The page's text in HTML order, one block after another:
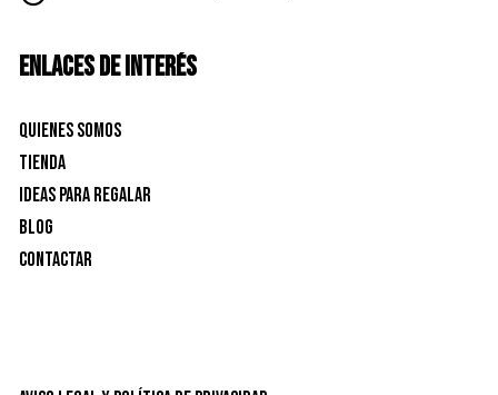
ENLACES DE INTERÉS
Quienes Somos
Tienda
Ideas para Regalar
Blog
Contactar